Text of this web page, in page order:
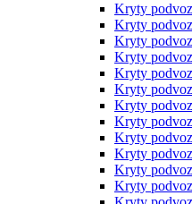
Kryty
Kryty
Kryty
Kryty
Kryty
Kryty
Kryty
Kryty
Kryty
Kryty
Kryty
Kryty